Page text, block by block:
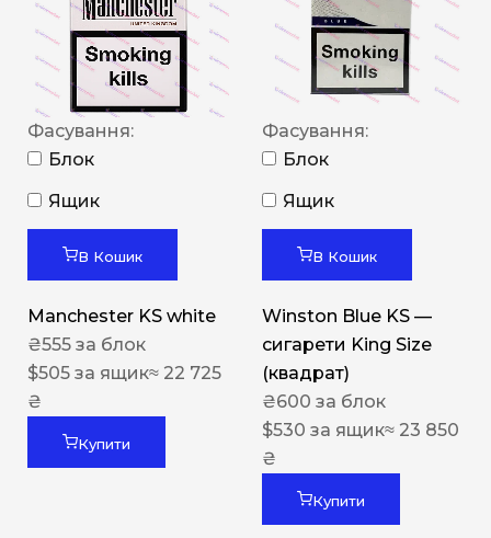
Фасування:
Блок
Ящик
В Кошик
Manchester KS white
₴555 за блок
$505 за ящик≈ 22 725
₴
Купити
Фасування:
Блок
Ящик
В Кошик
Winston Blue KS —
сигарети King Size
(квадрат)
₴600 за блок
$530 за ящик≈ 23 850
₴
Купити